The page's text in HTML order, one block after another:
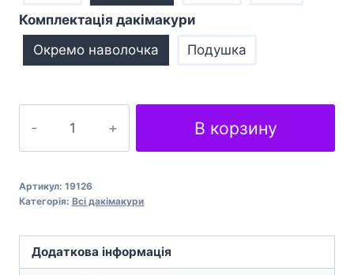
Комплектація дакімакури
Окремо наволочка
Подушка
обіймашка
Fate
Grand
Bradamante
кількість
В корзину
Артикул: 19126
Категорія: Всі дакімакури
Додаткова інформація